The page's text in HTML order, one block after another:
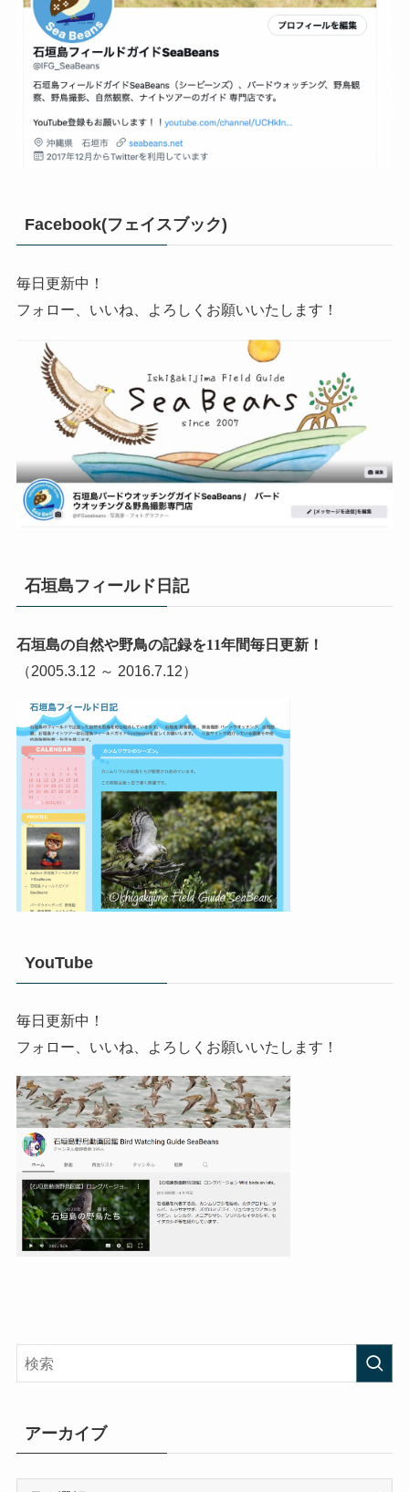
Facebook(フェイスブック)
毎日更新中！
フォロー、いいね、よろしくお願いいたします！
石垣島フィールド日記
石垣島の自然や野鳥の記録を11年間毎日更新！
（2005.3.12 ～ 2016.7.12）
YouTube
毎日更新中！
フォロー、いいね、よろしくお願いいたします！
アーカイブ